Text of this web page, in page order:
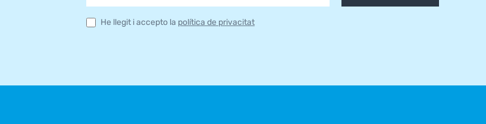
He llegit i accepto la política de privacitat